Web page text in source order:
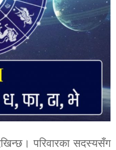
परिवारका सदस्यसँग